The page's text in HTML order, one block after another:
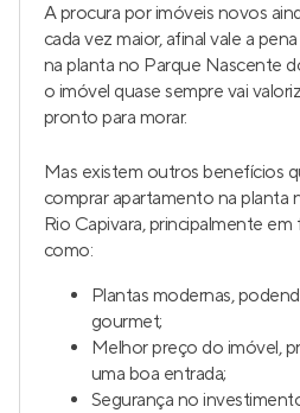
A procura por imóveis novos
cada vez maior, afinal vale a
na planta no Parque Nascente
o imóvel quase sempre vai
pronto para morar.
Mas existem outros benefícios
comprar apartamento na planta
Rio Capivara, principalmente
como:
Plantas modernas,
gourmet;
Melhor preço do imóvel,
uma boa entrada;
Segurança no